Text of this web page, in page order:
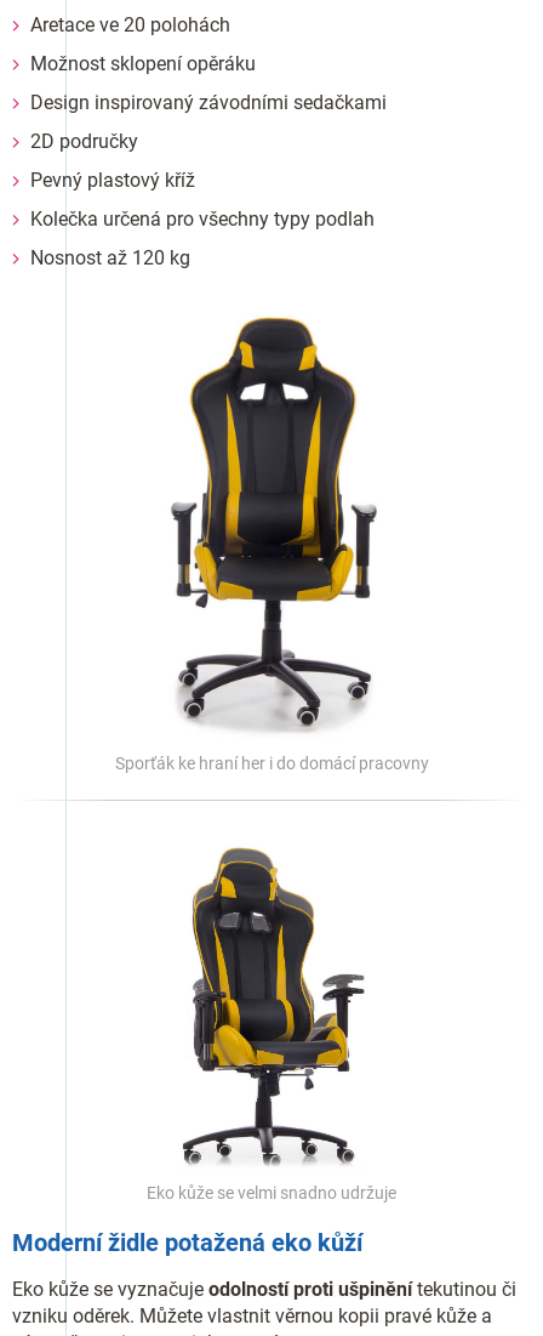
Aretace ve 20 polohách
Možnost sklopení opěráku
Design inspirovaný závodními sedačkami
2D područky
Pevný plastový kříž
Kolečka určená pro všechny typy podlah
Nosnost až 120 kg
Sporťák ke hraní her i do domácí pracovny
Eko kůže se velmi snadno udržuje
Moderní židle potažená eko kůží
Eko kůže se vyznačuje odolností proti ušpiněnítekutinou či
vzniku oděrek. Můžete vlastnit věrnou kopii pravé kůže a